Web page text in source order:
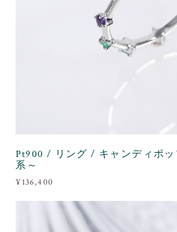
Pt900 / リング / キャンディポ
系～
¥136,400